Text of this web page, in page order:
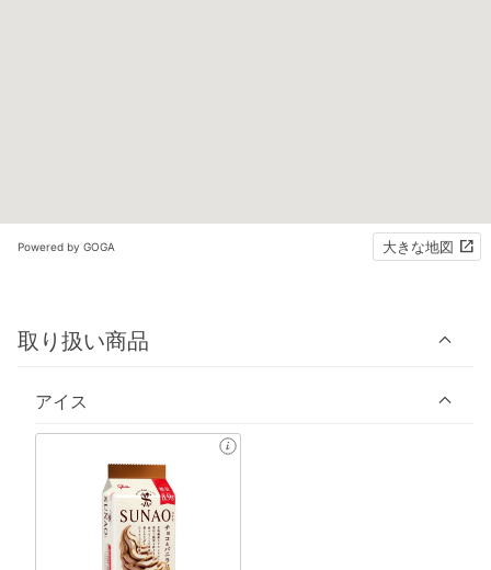
Powered by GOGA 大きな地図
取り扱い商品
アイス